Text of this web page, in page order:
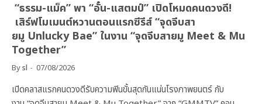
“ธรรม-แม็ค” พา “อั๋น-แสตมป์” เปิดโหมดคนดวงดี!
เสิร์ฟโมเมนต์หวานตอนแรกซีรีส์ “จุดจีบสา
ยมู Unlucky Bae” ในงาน “จุดจีบสายมู Meet & Mu
Together”
Bysl 07/08/2026
เปิดคลาสแรกคนดวงดีรับความฟินขั้นสุดกันแน่นโรงภาพยนตร์ กับ